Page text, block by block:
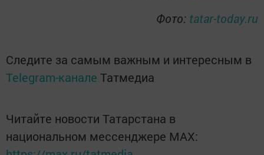
Фото: tatar-today.ru
Следите за самым важным и интересным в
Telegram-канале Татмедиа
Читайте новости Татарстана в
национальном мессенджере MАХ: